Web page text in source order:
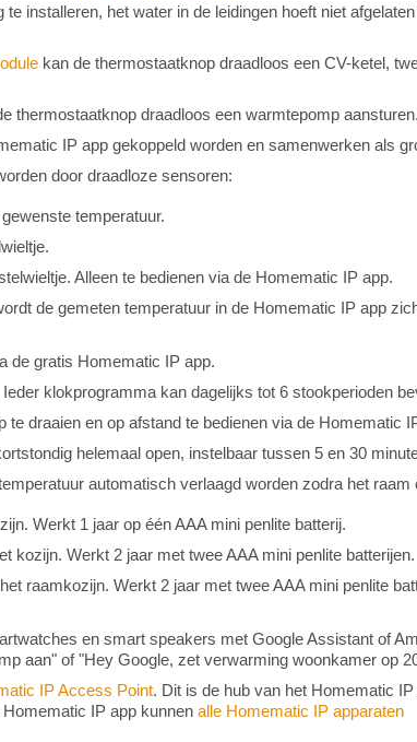
installeren, het water in de leidingen hoeft niet
kan de thermostaatknop draadloos een CV-ketel,
thermostaatknop draadloos een warmtepomp aansturen.
IP app gekoppeld worden en samenwerken als
door draadloze sensoren:
temperatuur.
Alleen te bedienen via de Homematic IP app.
de gemeten temperatuur in de Homematic IP app
de gratis Homematic IP app.
klokprogramma kan dagelijks tot 6 stookperioden
draaien en op afstand te bedienen via de Homematic
helemaal open, instelbaar tussen 5 en 30
automatisch verlaagd worden zodra het raam
Werkt 1 jaar op één AAA mini penlite batterij.
kozijn. Werkt 2 jaar met twee AAA mini penlite batterijen.
raamkozijn. Werkt 2 jaar met twee AAA mini penlite
en smart speakers met Google Assistant of
aan" of "Hey Google, zet verwarming woonkamer op
IP Access Point. Dit is de hub van het Homematic
IP app kunnen alle Homematic IP apparaten